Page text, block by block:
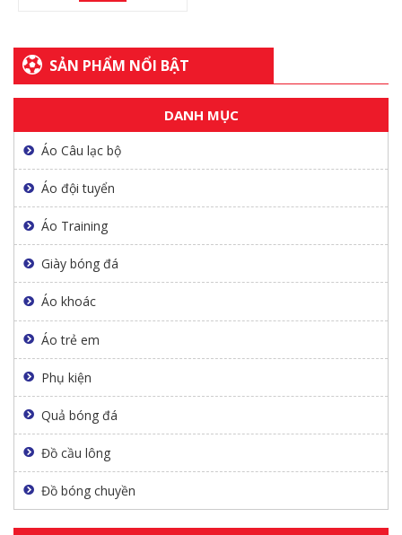
SẢN PHẨM NỔI BẬT
DANH MỤC
Áo Câu lạc bộ
Áo đội tuyển
Áo Training
Giày bóng đá
Áo khoác
Áo trẻ em
Phụ kiện
Quả bóng đá
Đồ cầu lông
Đồ bóng chuyền